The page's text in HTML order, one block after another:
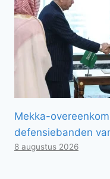
Mekka-
defensiebanden
8 augustus 2026